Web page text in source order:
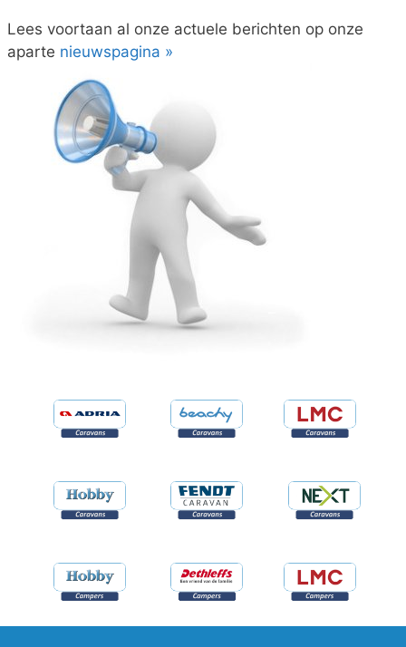
Lees voortaan al onze actuele berichten op onze
aparte nieuwspagina »